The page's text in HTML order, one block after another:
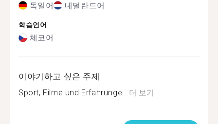
독일어 네덜란드어
학습언어
체코어
이야기하고 싶은 주제
Sport, Filme und Erfahrunge...더 보기